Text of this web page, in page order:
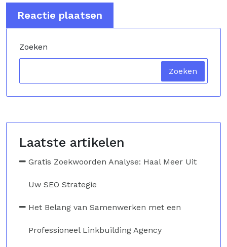
Zoeken
Zoeken
Laatste artikelen
Gratis Zoekwoorden Analyse: Haal Meer Uit
Uw SEO Strategie
Het Belang van Samenwerken met een
Professioneel Linkbuilding Agency